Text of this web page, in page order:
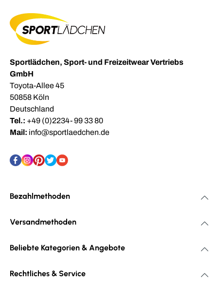
Sportlädchen, Sport- und Freizeitwear Vertriebs
GmbH
Toyota-Allee 45
50858 Köln
Deutschland
Tel.: +49 (0)2234- 99 33 80
Mail: info@sportlaedchen.de
Bezahlmethoden
Versandmethoden
Beliebte Kategorien & Angebote
Rechtliches & Service